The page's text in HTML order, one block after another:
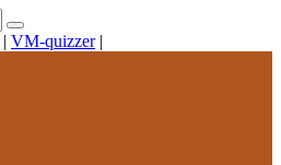
| VM-quizzer |